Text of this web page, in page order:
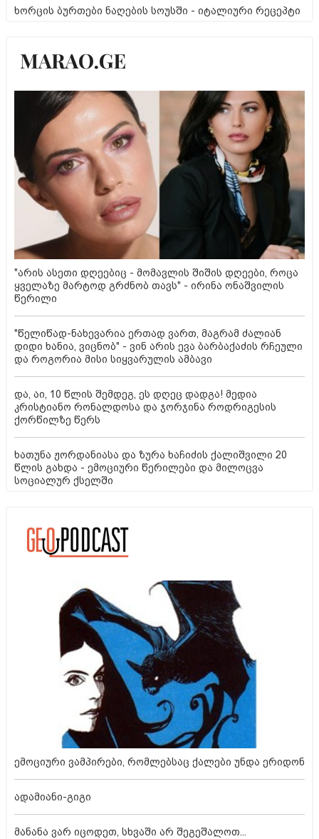
ხორცის ბურთები ნაღების სოუსში - იტალიური რეცეპტი
"არის ასეთი დღეებიც - მომავლის შიშის დღეები, როცა
ყველაზე მარტოდ გრძნობ თავს" - ირინა ონაშვილის
წერილი
"წელიწად-ნახევარია ერთად ვართ, მაგრამ ძალიან
დიდი ხანია, ვიცნობ" - ვინ არის ევა ბარბაქაძის რჩეული
და როგორია მისი სიყვარულის ამბავი
და, აი, 10 წლის შემდეგ, ეს დღეც დადგა! მედია
კრისტიანო რონალდოსა და ჯორჯინა როდრიგესის
ქორწილზე წერს
ხათუნა ჟორდანიასა და ზურა ხაჩიძის ქალიშვილი 20
წლის გახდა - ემოციური წერილები და მილოცვა
სოციალურ ქსელში
ემოციური ვამპირები, რომლებსაც ქალები უნდა ერიდონ
ადამიანი-გიგი
მანანა ვარ იცოდეთ, სხვაში არ შეგეშალოთ...